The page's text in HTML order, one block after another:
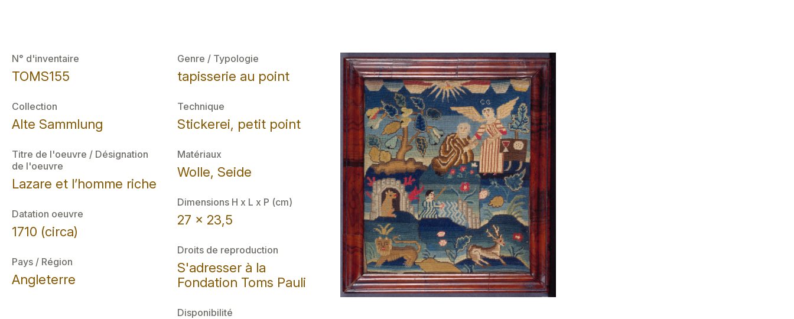
N° d'inventaire
TOMS155
Collection
Alte Sammlung
Titre de l'oeuvre / Désignation
de l'oeuvre
Lazare et l’homme riche
Datation oeuvre
1710 (circa)
Pays / Région
Angleterre
Genre / Typologie
tapisserie au point
Technique
Stickerei, petit point
Matériaux
Wolle, Seide
Dimensions H x L x P (cm)
27 x 23,5
Droits de reproduction
S'adresser à la
Fondation Toms Pauli
Disponibilité